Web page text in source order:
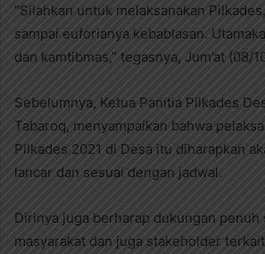
“Silahkan untuk melaksanakan
sampai euforianya kebablasan.
dan kamtibmas,” tegasnya, Jum’at (08/
Sebelumnya, Ketua Panitia Pilkades
Tabaroq, menyampaikan bahwa
Pilkades 2021 di Desa itu diharapkan
lancar dan sesuai dengan jadwal.
Dirinya juga berharap dukungan
masyarakat dan juga stakeholder